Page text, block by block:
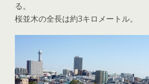
る。
桜並木の全長は約3キロメートル。